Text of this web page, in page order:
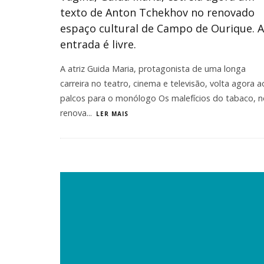
texto de Anton Tchekhov no renovado
espaço cultural de Campo de Ourique. A
entrada é livre.
A atriz Guida Maria, protagonista de uma longa
carreira no teatro, cinema e televisão, volta agora
palcos para o monólogo Os malefícios do tabaco,
renova... LER MAIS